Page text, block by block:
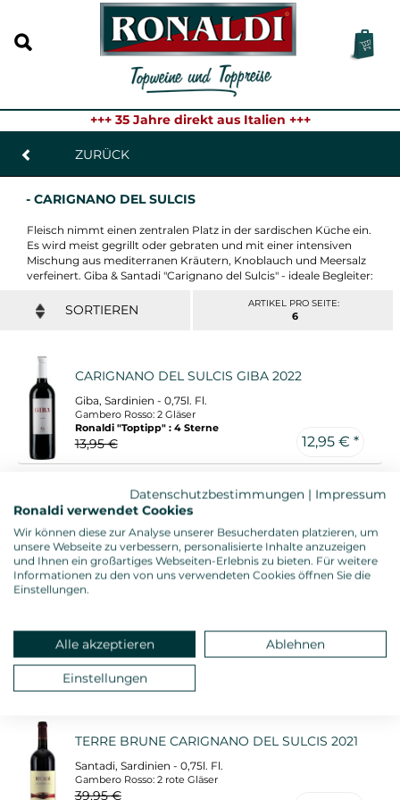
+++ 35 Jahre direkt aus Italien +++
ZURÜCK
- CARIGNANO DEL SULCIS
Fleisch nimmt einen zentralen Platz in der sardischen Küche ein.
Es wird meist gegrillt oder gebraten und mit einer intensiven
Mischung aus mediterranen Kräutern, Knoblauch und Meersalz
verfeinert. Giba & Santadi "Carignano del Sulcis" - ideale Begleiter:
ARTIKEL PRO SEITE:
6
CARIGNANO DEL SULCIS GIBA 2022
Giba, Sardinien - 0,75l. Fl.
Gambero Rosso: 2 Gläser
Ronaldi "Toptipp" : 4 Sterne
13,95 € 12,95 € *
CARIGNANO DEL SULCIS 6 MURA RISERVA
2021
Giba, Sardinien - 0,75l. Fl.
Gambero Rosso: 3 Gläser
Ronaldi "Toptipp" : 5 Sterne
29,95 €
27,95 € *
Santadi, Sardinien - 0,75l. Fl.
Gambero Rosso: 2 rote Gläser
16,45 €
TERRE BRUNE CARIGNANO DEL SULCIS 2021
Santadi, Sardinien - 0,75l. Fl.
Gambero Rosso: 2 rote Gläser
39,95 €
Datenschutzbestimmungen | Impressum
Ronaldi verwendet Cookies
Wir können diese zur Analyse unserer Besucherdaten platzieren, um
unsere Webseite zu verbessern, personalisierte Inhalte anzuzeigen
und Ihnen ein großartiges Webseiten-Erlebnis zu bieten. Für weitere
Informationen zu den von uns verwendeten Cookies öffnen Sie die
Einstellungen.
Alle akzeptieren Ablehnen
Einstellungen